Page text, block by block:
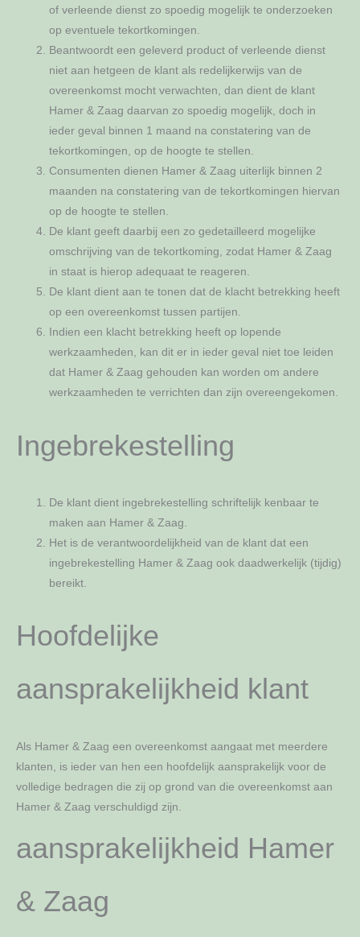
of verleende dienst zo spoedig mogelijk te onderzoeken
op eventuele tekortkomingen.
Beantwoordt een geleverd product of verleende dienst
niet aan hetgeen de klant als redelijkerwijs van de
overeenkomst mocht verwachten, dan dient de klant
Hamer & Zaag daarvan zo spoedig mogelijk, doch in
ieder geval binnen 1 maand na constatering van de
tekortkomingen, op de hoogte te stellen.
Consumenten dienen Hamer & Zaag uiterlijk binnen 2
maanden na constatering van de tekortkomingen hiervan
op de hoogte te stellen.
De klant geeft daarbij een zo gedetailleerd mogelijke
omschrijving van de tekortkoming, zodat Hamer & Zaag
in staat is hierop adequaat te reageren.
De klant dient aan te tonen dat de klacht betrekking heeft
op een overeenkomst tussen partijen.
Indien een klacht betrekking heeft op lopende
werkzaamheden, kan dit er in ieder geval niet toe leiden
dat Hamer & Zaag gehouden kan worden om andere
werkzaamheden te verrichten dan zijn overeengekomen.
Ingebrekestelling
De klant dient ingebrekestelling schriftelijk kenbaar te
maken aan Hamer & Zaag.
Het is de verantwoordelijkheid van de klant dat een
ingebrekestelling Hamer & Zaag ook daadwerkelijk (tijdig)
bereikt.
Hoofdelijke
aansprakelijkheid klant
Als Hamer & Zaag een overeenkomst aangaat met meerdere
klanten, is ieder van hen een hoofdelijk aansprakelijk voor de
volledige bedragen die zij op grond van die overeenkomst aan
Hamer & Zaag verschuldigd zijn.
aansprakelijkheid Hamer
& Zaag